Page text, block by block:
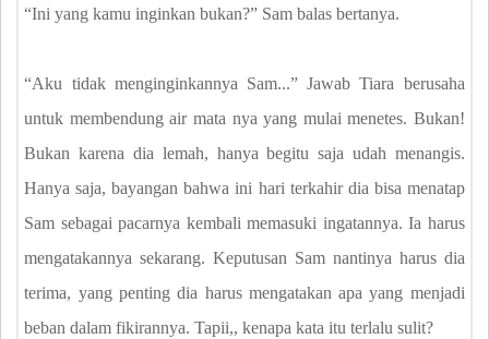
“Ini yang kamu inginkan bukan?” Sam balas bertanya.
“Aku tidak menginginkannya Sam...” Jawab Tiara berusaha
untuk membendung air mata nya yang mulai menetes. Bukan!
Bukan karena dia lemah, hanya begitu saja udah menangis.
Hanya saja, bayangan bahwa ini hari terkahir dia bisa menatap
Sam sebagai pacarnya kembali memasuki ingatannya. Ia harus
mengatakannya sekarang. Keputusan Sam nantinya harus dia
terima, yang penting dia harus mengatakan apa yang menjadi
beban dalam fikirannya. Tapii,, kenapa kata itu terlalu sulit?